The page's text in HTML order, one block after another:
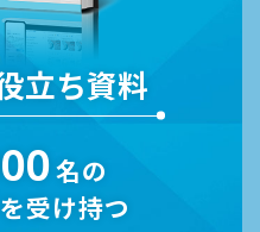
立ち資料
名の
を受け持つ